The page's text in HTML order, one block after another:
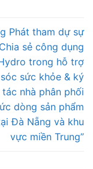
Phát tham dự sự
sẻ công dụng
trong hỗ trợ
sức khỏe & ký
nhà phân phối
dòng sản phẩm
Đà Nẵng và khu
vực miền Trung”